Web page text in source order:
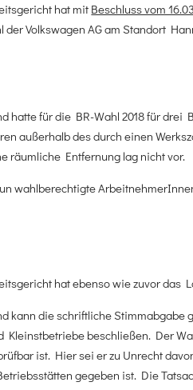
hat mit Beschluss vom
der Volkswagen AG am Standort
hatte für die BR-Wahl 2018 für
außerhalb des durch einen
räumliche Entfernung lag nicht vor.
wahlberechtigte
hat ebenso wie zuvor das
kann die schriftliche Stimmabgabe
Kleinstbetriebe beschließen. Der
ist. Hier sei er zu Unrecht
gegeben ist. Die